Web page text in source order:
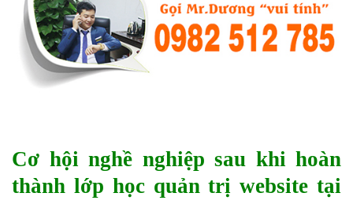
Cơ hội nghề nghiệp sau khi hoàn
thành lớp học quản trị website tại